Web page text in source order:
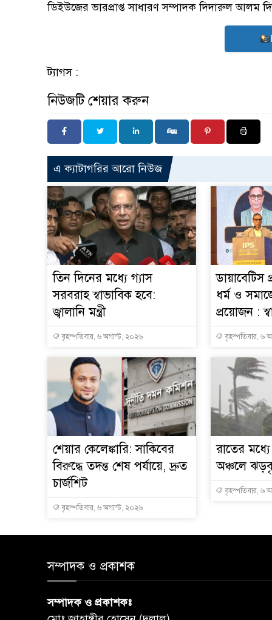
ডিইউজের ভারপ্রাপ্ত সাধারণ সম্পাদক দিদারুল আলম
ট্যাগস :
নিউজটি শেয়ার করুন
এ ক্যাটাগরির আরো নিউজ
তিন দিনের মধ্যে গ্যাস
সরবরাহ স্বাভাবিক হবে:
জ্বালানি মন্ত্রী
বৃহস্পতিবার, ৬ অগাস্ট, ২০২৬
ডায়াবেটিস
ধর্ম ও
প্রয়োজন :
বৃহস্পতিবার, ৬
শেয়ার কেলেঙ্কারি: সাকিবের
বিরুদ্ধে তদন্ত শেষ পর্যায়ে, দ্রুত
চার্জশিট
বৃহস্পতিবার, ৬ অগাস্ট, ২০২৬
রাতের
অঞ্চলে
বৃহস্পতিবার, ৬
সম্পাদক ও প্রকাশক
সম্পাদক ও প্রকাশকঃ